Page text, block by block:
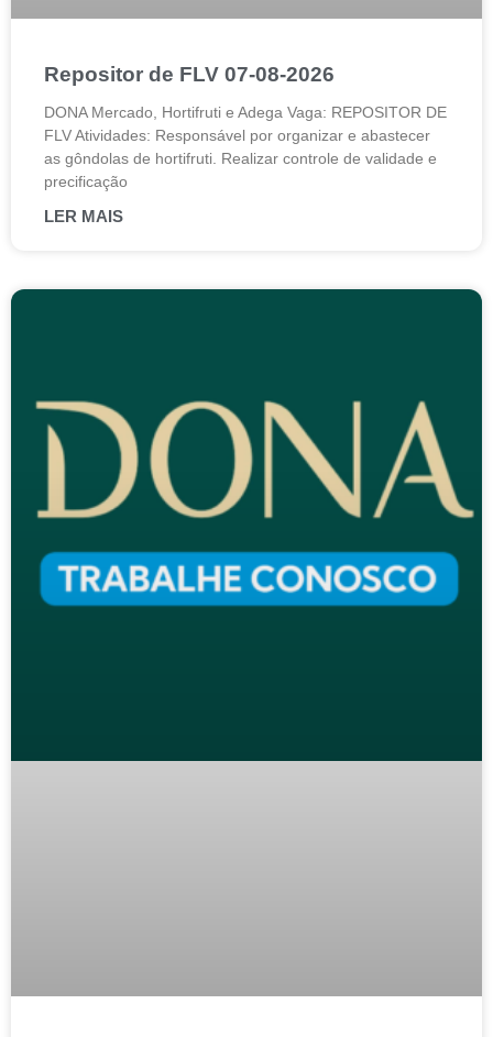
Repositor de FLV 07-08-2026
DONA Mercado, Hortifruti e Adega Vaga: REPOSITOR DE
FLV Atividades: Responsável por organizar e abastecer
as gôndolas de hortifruti. Realizar controle de validade e
precificação
LER MAIS